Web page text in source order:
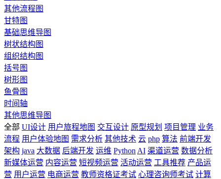
其他流程图
甘特图
基础思维导图
树状结构图
组织结构图
括号图
树形图
鱼骨图
时间轴
其他思维导图
全部 UI设计 用户旅程地图 交互设计 原型规划 项目管理 业务
流程 用户体验地图 需求分析 其他技术 云 php 算法 前端开发
架构 java 大数据 后端开发 运维 Python AI 渠道运营 数据分析
新媒体运营 内容运营 短视频运营 活动运营 工具推荐 产品运
营 用户运营 电商运营 教师资格证考试 心理咨询师考试 计算